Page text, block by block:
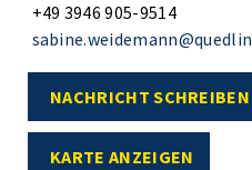
+49 3946 905-9514
NACHRICHT SCHREIBEN
KARTE ANZEIGEN